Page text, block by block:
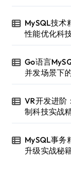
MySQL技术
性能优化科
Go语言
并发场景下
VR开发进阶
制科技实战
MySQL事务
升级实战秘